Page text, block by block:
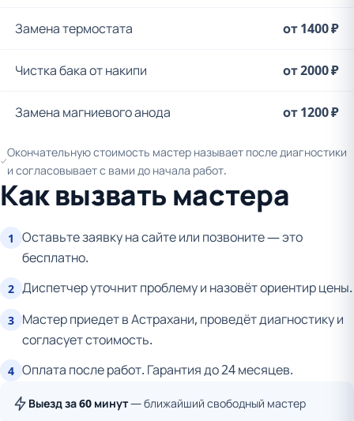
Замена термостата от 1400 ₽
Чистка бака от накипи от 2000 ₽
Замена магниевого анода от 1200 ₽
Окончательную стоимость мастер называет после диагностики
и согласовывает с вами до начала работ.
Как вызвать мастера
1
Оставьте заявку на сайте или позвоните — это
бесплатно.
2 Диспетчер уточнит проблему и назовёт ориентир цены.
3 Мастер приедет в Астрахани, проведёт диагностику и
согласует стоимость.
4 Оплата после работ. Гарантия до 24 месяцев.
Выезд за 60 минут— ближайший свободный мастер